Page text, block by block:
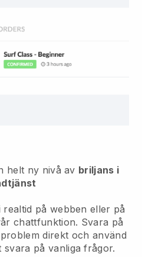
helt ny nivå av briljans i
realtid på webben eller på
chattfunktion. Svara på
direkt och använd
svara på vanliga frågor.